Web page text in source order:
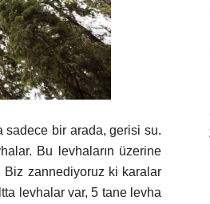
sadece bir arada, gerisi su.
Bu levhaların üzerine
Biz zannediyoruz ki karalar
levhalar var, 5 tane levha